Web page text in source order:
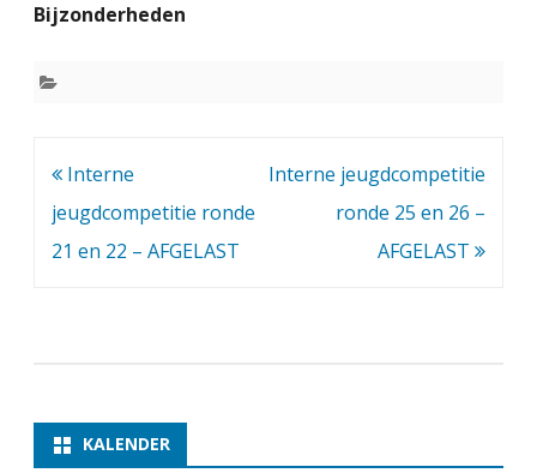
r
u
m
Bijzonderheden
Bericht
navigatie
Interne
jeugdcompetitie ronde
21 en 22 – AFGELAST
Interne jeugdcompetitie
ronde 25 en 26 –
AFGELAST
KALENDER